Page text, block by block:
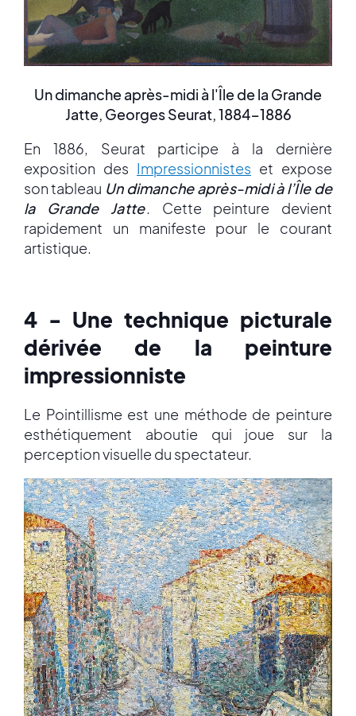
Un dimanche après-midi à l'Île de la Grande
Jatte, Georges Seurat, 1884-1886
En 1886, Seurat participe à la dernière
exposition des Impressionnistes et expose
son tableau Un dimanche après-midi à l’Île de
la Grande Jatte. Cette peinture devient
rapidement un manifeste pour le courant
artistique.
4 - Une technique picturale
dérivée de la peinture
impressionniste
Le Pointillisme est une méthode de peinture
esthétiquement aboutie qui joue sur la
perception visuelle du spectateur.